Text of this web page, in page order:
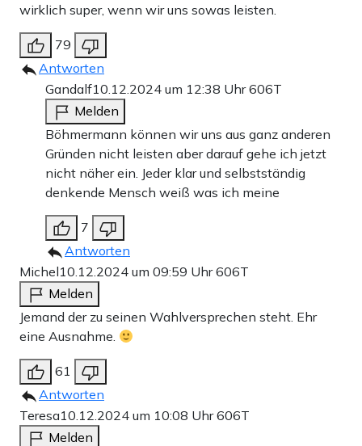
wirklich super, wenn wir uns sowas leisten.
79
Antworten
Gandalf10.12.2024 um 12:38 Uhr606T
Melden
Böhmermann können wir uns aus ganz anderen
Gründen nicht leisten aber darauf gehe ich jetzt
nicht näher ein. Jeder klar und selbstständig
denkende Mensch weiß was ich meine
7
Antworten
Michel10.12.2024 um 09:59 Uhr606T
Melden
Jemand der zu seinen Wahlversprechen steht. Ehr
eine Ausnahme.
61
Antworten
Teresa10.12.2024 um 10:08 Uhr606T
Melden